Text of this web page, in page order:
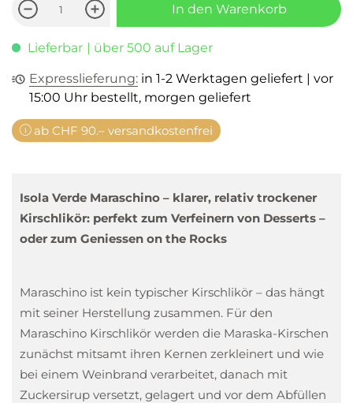
In den Warenkorb
Lieferbar | über 500 auf Lager
Expresslieferung: in 1-2 Werktagen geliefert | vor
15:00 Uhr bestellt, morgen geliefert
ab CHF 90.– versandkostenfrei
Isola Verde Maraschino – klarer, relativ trockener
Kirschlikör: perfekt zum Verfeinern von Desserts –
oder zum Geniessen on the Rocks
Maraschino ist kein typischer Kirschlikör – das hängt
mit seiner Herstellung zusammen. Für den
Maraschino Kirschlikör werden die Maraska-Kirschen
zunächst mitsamt ihren Kernen zerkleinert und wie
bei einem Weinbrand verarbeitet, danach mit
Zuckersirup versetzt, gelagert und vor dem Abfüllen